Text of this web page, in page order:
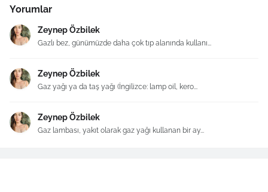
Yorumlar
Zeynep Özbilek
Gazlı bez, günümüzde daha çok tıp alanında kullanı...
Zeynep Özbilek
Gaz yağı ya da taş yağı (İngilizce: lamp oil, kero...
Zeynep Özbilek
Gaz lambası, yakıt olarak gaz yağı kullanan bir ay...